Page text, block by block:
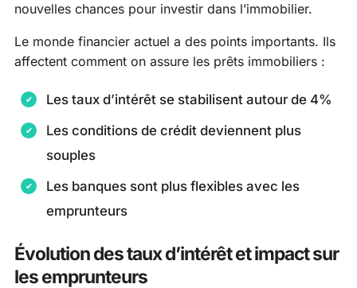
nouvelles chances pour investir dans l’immobilier.
Le monde financier actuel a des points importants. Ils
affectent comment on assure les prêts immobiliers :
Les taux d’intérêt se stabilisent autour de 4%
Les conditions de crédit deviennent plus
souples
Les banques sont plus flexibles avec les
emprunteurs
Évolution des taux d’intérêt et impact sur
les emprunteurs